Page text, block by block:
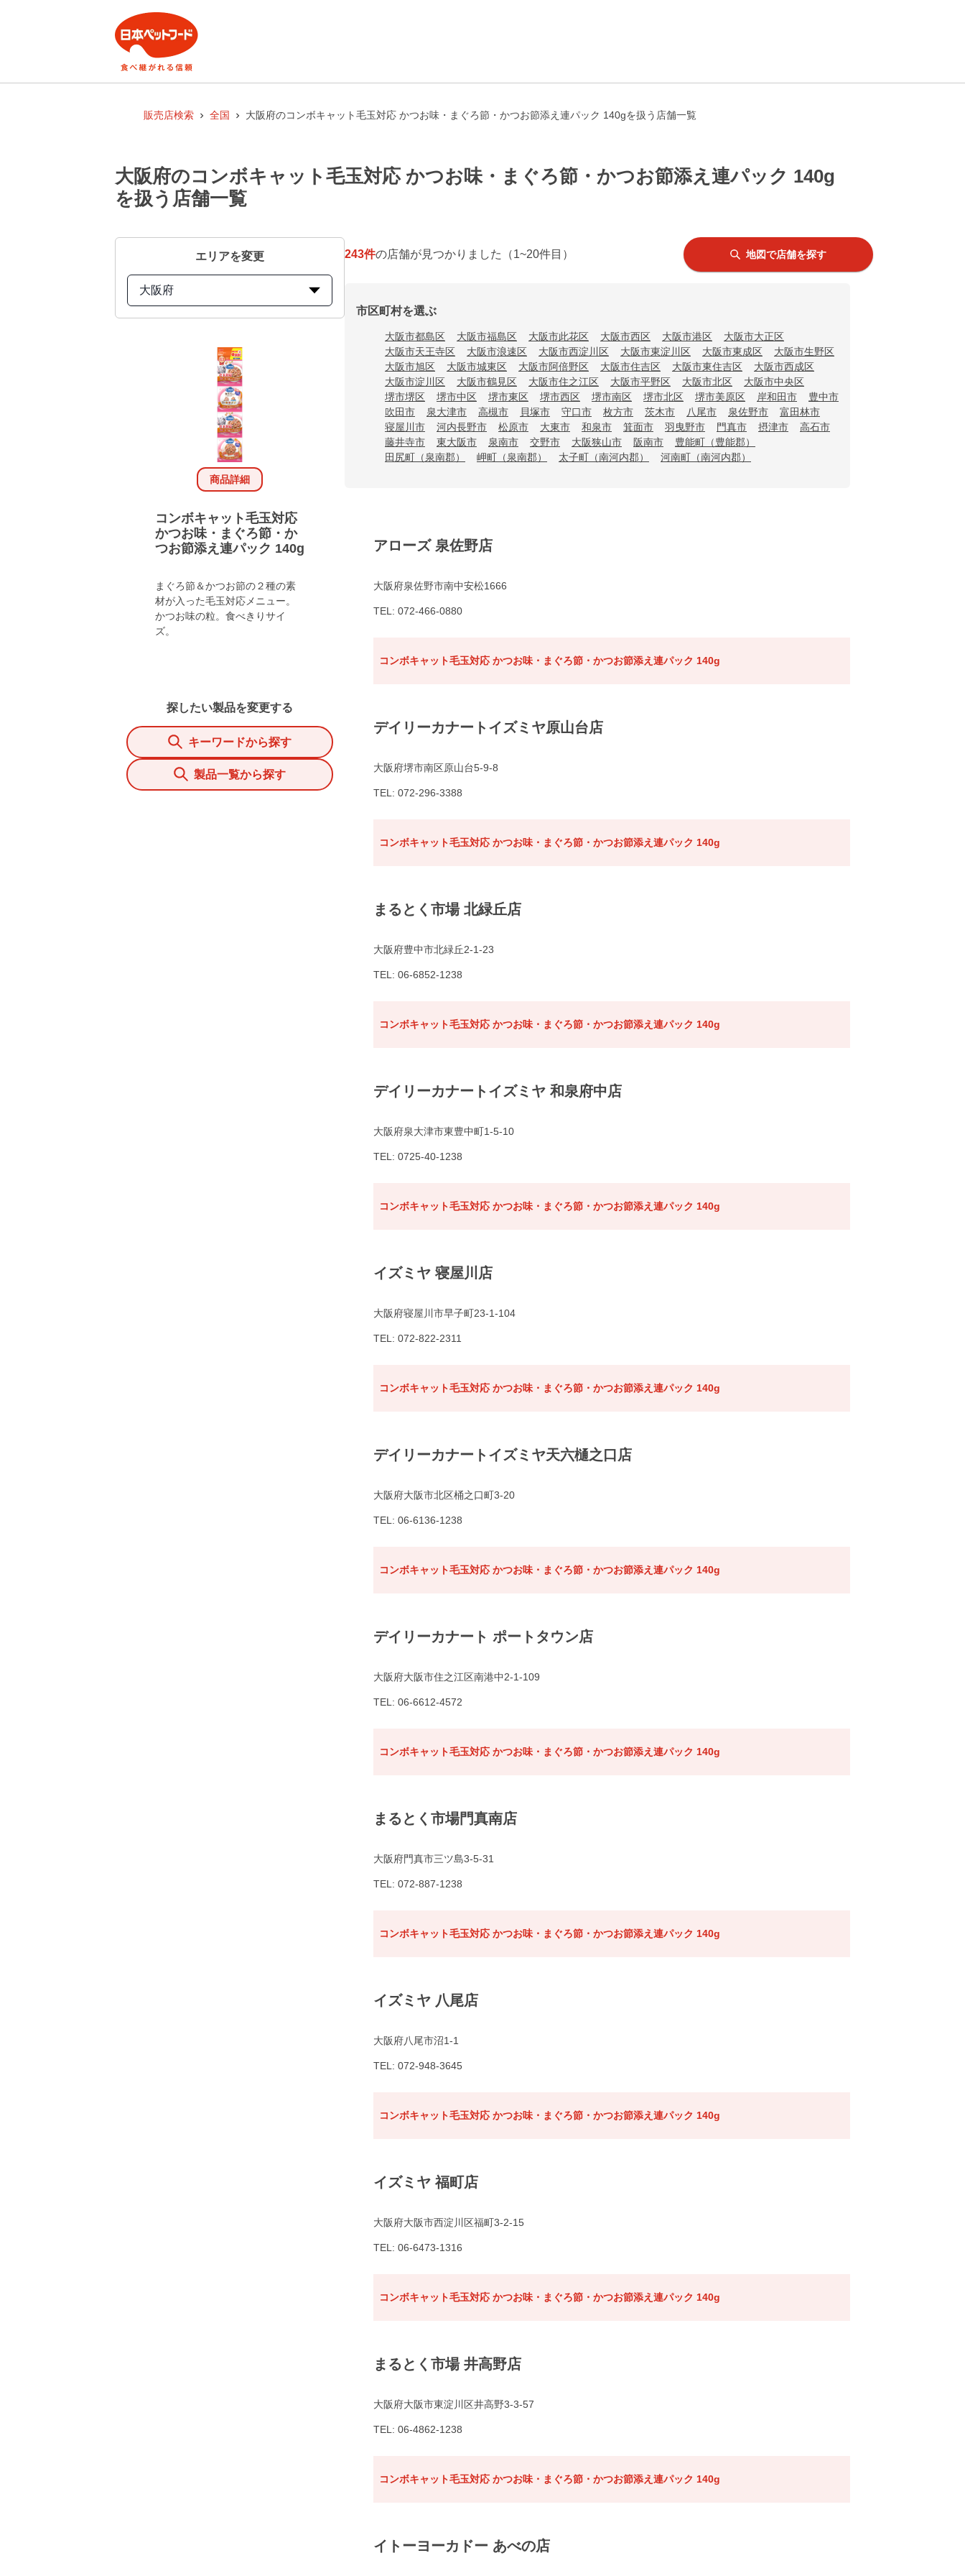
販売店検索 全国 大阪府のコンボキャット毛玉対応 かつお味・まぐろ節・かつお節添え連パック 140gを扱う店舗一覧
大阪府のコンボキャット毛玉対応 かつお味・まぐろ節・かつお節添え連パック 140g
を扱う店舗一覧
エリアを変更
大阪府
商品詳細
コンボキャット毛玉対応
かつお味・まぐろ節・か
つお節添え連パック 140g
まぐろ節＆かつお節の２種の素
材が入った毛玉対応メニュー。
かつお味の粒。食べきりサイ
ズ。
探したい製品を変更する
キーワードから探す
製品一覧から探す
243件の店舗が見つかりました （1~20件目） 地図で店舗を探す
市区町村を選ぶ
大阪市都島区 大阪市福島区 大阪市此花区 大阪市西区 大阪市港区
大阪市大正区
大阪市天王寺区
大阪市浪速区 大阪市西淀川区 大阪市東淀川区 大阪市東成区
大阪市生野区
大阪市旭区
大阪市城東区 大阪市阿倍野区 大阪市住吉区 大阪市東住吉区
大阪市西成区
大阪市淀川区
大阪市鶴見区 大阪市住之江区 大阪市平野区 大阪市北区
大阪市中央区
堺市堺区
堺市中区 堺市東区 堺市西区 堺市南区 堺市北区 堺市美原区 岸和田市
豊中市
吹田市
泉大津市 高槻市 貝塚市 守口市 枚方市 茨木市 八尾市 泉佐野市
富田林市
寝屋川市
河内長野市 松原市 大東市 和泉市 箕面市 羽曳野市 門真市 摂津市
高石市
藤井寺市
東大阪市 泉南市 交野市 大阪狭山市 阪南市
豊能町（豊能郡）
田尻町（泉南郡）
岬町（泉南郡） 太子町（南河内郡） 河南町（南河内郡）
アローズ 泉佐野店
大阪府泉佐野市南中安松1666
TEL: 072-466-0880
コンボキャット毛玉対応 かつお味・まぐろ節・かつお節添え連パック 140g
デイリーカナートイズミヤ原山台店
大阪府堺市南区原山台5-9-8
TEL: 072-296-3388
コンボキャット毛玉対応 かつお味・まぐろ節・かつお節添え連パック 140g
まるとく市場 北緑丘店
大阪府豊中市北緑丘2-1-23
TEL: 06-6852-1238
コンボキャット毛玉対応 かつお味・まぐろ節・かつお節添え連パック 140g
デイリーカナートイズミヤ 和泉府中店
大阪府泉大津市東豊中町1-5-10
TEL: 0725-40-1238
コンボキャット毛玉対応 かつお味・まぐろ節・かつお節添え連パック 140g
イズミヤ 寝屋川店
大阪府寝屋川市早子町23-1-104
TEL: 072-822-2311
コンボキャット毛玉対応 かつお味・まぐろ節・かつお節添え連パック 140g
デイリーカナートイズミヤ天六樋之口店
大阪府大阪市北区桶之口町3-20
TEL: 06-6136-1238
コンボキャット毛玉対応 かつお味・まぐろ節・かつお節添え連パック 140g
デイリーカナート ポートタウン店
大阪府大阪市住之江区南港中2-1-109
TEL: 06-6612-4572
コンボキャット毛玉対応 かつお味・まぐろ節・かつお節添え連パック 140g
まるとく市場門真南店
大阪府門真市三ツ島3-5-31
TEL: 072-887-1238
コンボキャット毛玉対応 かつお味・まぐろ節・かつお節添え連パック 140g
イズミヤ 八尾店
大阪府八尾市沼1-1
TEL: 072-948-3645
コンボキャット毛玉対応 かつお味・まぐろ節・かつお節添え連パック 140g
イズミヤ 福町店
大阪府大阪市西淀川区福町3-2-15
TEL: 06-6473-1316
コンボキャット毛玉対応 かつお味・まぐろ節・かつお節添え連パック 140g
まるとく市場 井高野店
大阪府大阪市東淀川区井高野3-3-57
TEL: 06-4862-1238
コンボキャット毛玉対応 かつお味・まぐろ節・かつお節添え連パック 140g
イトーヨーカドー あべの店